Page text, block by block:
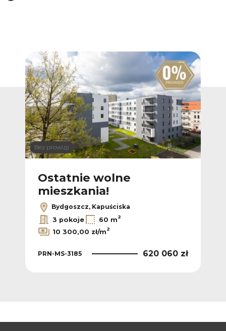
Bez prowizji
Ostatnie wolne
mieszkania!
Bydgoszcz, Kapuściska
3 pokoje
60 m2
10 300,00 zł/m2
PRN-MS-3185 620 060 zł